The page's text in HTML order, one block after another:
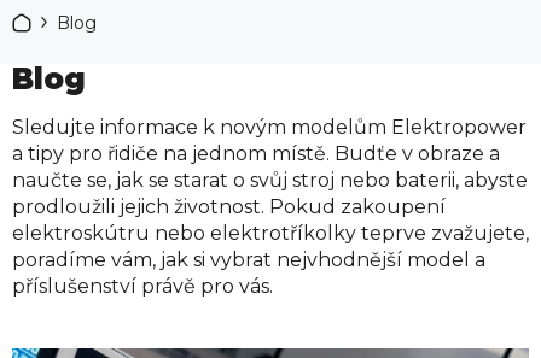
DomůBlog
Blog
Sledujte informace k novým modelům Elektropower
a tipy pro řidiče na jednom místě. Budťe v obraze a
naučte se, jak se starat o svůj stroj nebo baterii, abyste
prodloužili jejich životnost. Pokud zakoupení
elektroskútru nebo elektrotříkolky teprve zvažujete,
poradíme vám, jak si vybrat nejvhodnější model a
příslušenství právě pro vás.
V